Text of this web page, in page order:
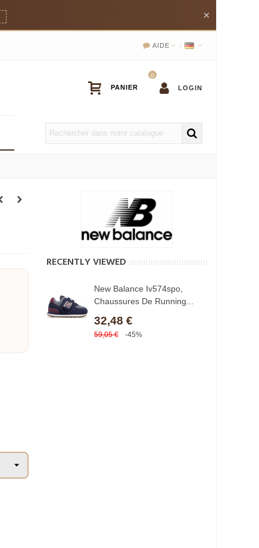
×
AIDE
0
LOGIN
RECENTLY VIEWED
New Balance Iv574spo,
Chaussures De Running...
32,48 €
59,05 € -45%